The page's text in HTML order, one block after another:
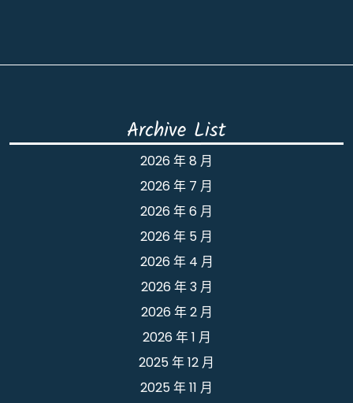
Archive List
2026 年 8 月
2026 年 7 月
2026 年 6 月
2026 年 5 月
2026 年 4 月
2026 年 3 月
2026 年 2 月
2026 年 1 月
2025 年 12 月
2025 年 11 月